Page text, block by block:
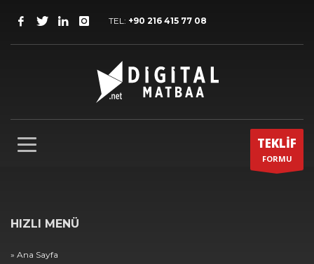
TEL: +90 216 415 77 08
TEKLİF
FORMU
HIZLI MENÜ
» Ana Sayfa